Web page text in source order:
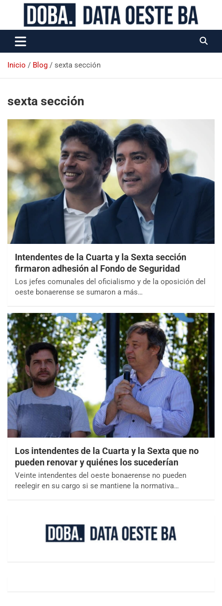
Data Oeste BA
Inicio Blog sexta sección
sexta sección
Intendentes de la Cuarta y la Sexta sección
firmaron adhesión al Fondo de Seguridad
Los jefes comunales del oficialismo y de la oposición del
oeste bonaerense se sumaron a más…
Los intendentes de la Cuarta y la Sexta que no
pueden renovar y quiénes los sucederían
Veinte intendentes del oeste bonaerense no pueden
reelegir en su cargo si se mantiene la normativa…